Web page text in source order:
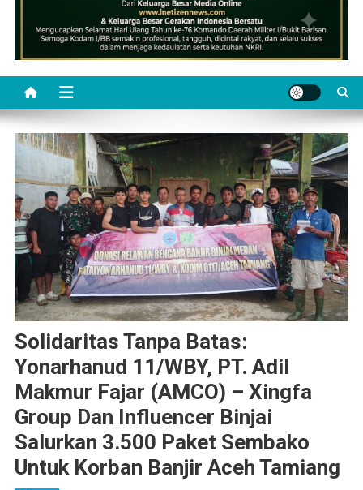
Solidaritas Tanpa Batas:
Yonarhanud 11/WBY, PT. Adil
Makmur Fajar (AMCO) – Xingfa
Group Dan Influencer Binjai
Salurkan 3.500 Paket Sembako
Untuk Korban Banjir Aceh Tamiang